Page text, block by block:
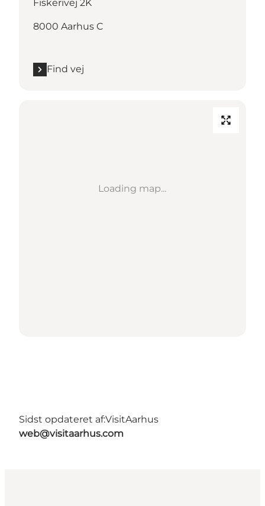
Fiskerivej 2K
8000 Aarhus C
Find vej
Loading map...
Sidst opdateret af:VisitAarhus
web@visitaarhus.com